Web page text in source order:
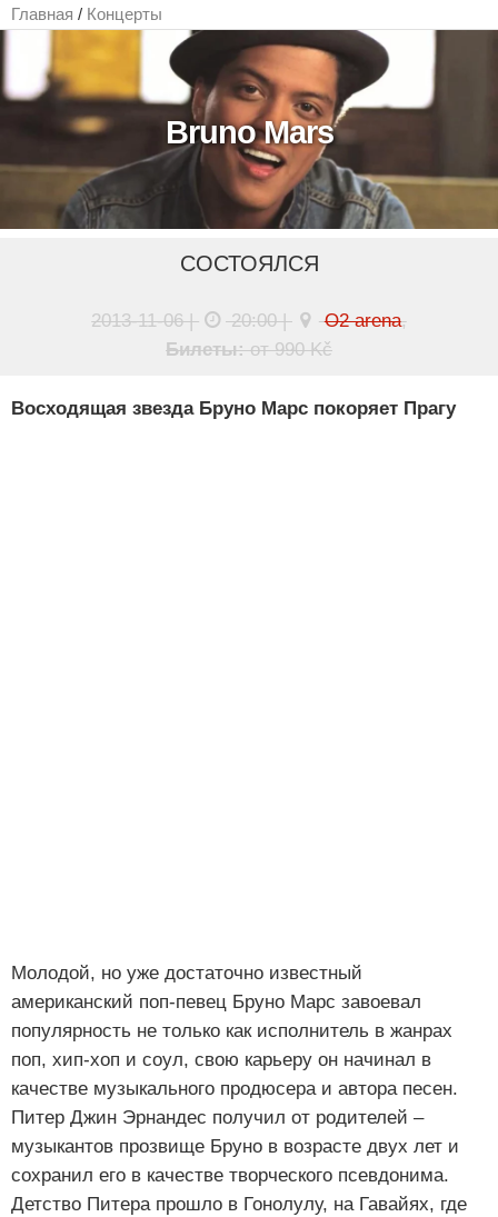
Главная / Концерты
Bruno Mars
СОСТОЯЛСЯ
2013-11-06 | 20:00 | O2 arena,
Билеты:от 990 Kč
Восходящая звезда Бруно Марс покоряет Прагу
Молодой, но уже достаточно известный
американский поп-певец Бруно Марс завоевал
популярность не только как исполнитель в жанрах
поп, хип-хоп и соул, свою карьеру он начинал в
качестве музыкального продюсера и автора песен.
Питер Джин Эрнандес получил от родителей –
музыкантов прозвище Бруно в возрасте двух лет и
сохранил его в качестве творческого псевдонима.
Детство Питера прошло в Гонолулу, на Гавайях, где